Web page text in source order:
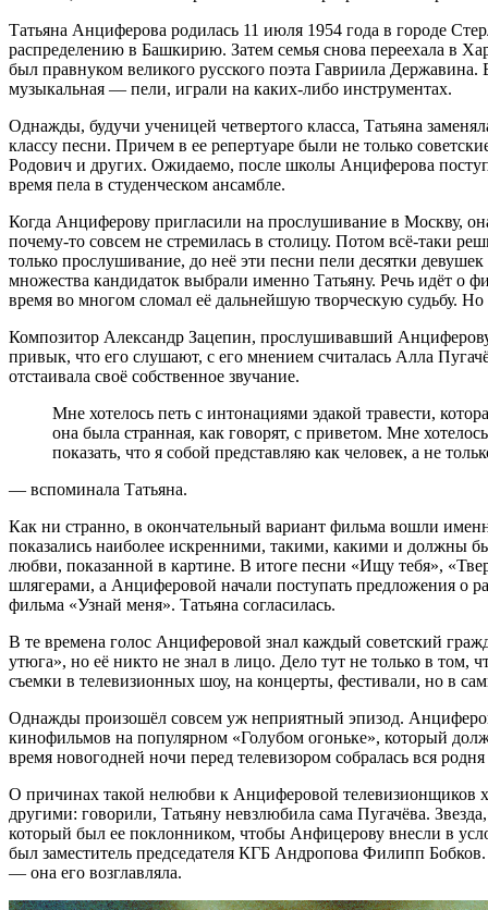
Татьяна Анциферова родилась 11 июля 1954 года в городе
распределению в Башкирию. Затем семья снова переехала в
был правнуком великого русского поэта Гавриила
музыкальная — пели, играли на каких-либо инструментах.
Однажды, будучи ученицей четвертого класса, Татьяна
классу песни. Причем в ее репертуаре были не только
Родович и других. Ожидаемо, после школы Анциферова
время пела в студенческом ансамбле.
Когда Анциферову пригласили на прослушивание в Москву,
почему-то совсем не стремилась в столицу. Потом всё-таки
только прослушивание, до неё эти песни пели десятки
множества кандидаток выбрали именно Татьяну. Речь идёт о
время во многом сломал её дальнейшую творческую судьбу.
Композитор Александр Зацепин, прослушивавший
привык, что его слушают, с его мнением считалась Алла
отстаивала своё собственное звучание.
Мне хотелось петь с интонациями эдакой травести, которая смущается, влюбляется, ошибается. И пусть
она была странная, как говорят, с приветом. Мне
показать, что я собой представляю как человек, а не
— вспоминала Татьяна.
Как ни странно, в окончательный вариант фильма вошли
показались наиболее искренними, такими, какими и должны
любви, показанной в картине. В итоге песни «Ищу тебя»,
шлягерами, а Анциферовой начали поступать предложения о
фильма «Узнай меня». Татьяна согласилась.
В те времена голос Анциферовой знал каждый советский
утюга», но её никто не знал в лицо. Дело тут не только в том,
съемки в телевизионных шоу, на концерты, фестивали, но в
Однажды произошёл совсем уж неприятный эпизод.
кинофильмов на популярном «Голубом огоньке», который
время новогодней ночи перед телевизором собралась вся
О причинах такой нелюбви к Анциферовой телевизионщиков
другими: говорили, Татьяну невзлюбила сама Пугачёва.
который был ее поклонником, чтобы Анфицерову внесли в
был заместитель председателя КГБ Андропова Филипп
— она его возглавляла.